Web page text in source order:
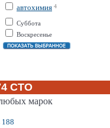
автохимия 4
Суббота
Воскресенье
СТО
марок
188